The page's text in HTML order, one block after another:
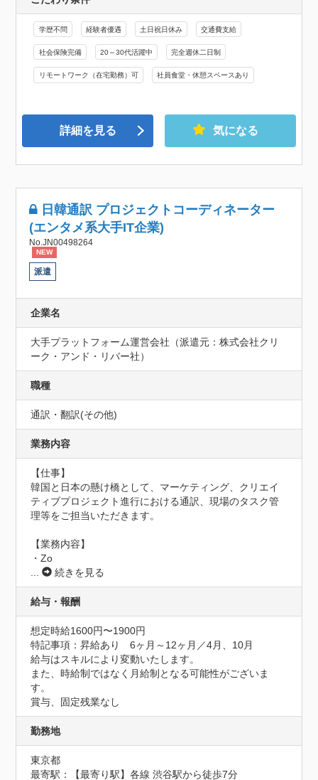
学歴不問 経験者優遇 土日祝日休み 交通費支給
社会保険完備 20～30代活躍中 完全週休二日制
リモートワーク（在宅勤務）可 社員食堂・休憩スペースあり
詳細を見る 気になる
日韓通訳 プロジェクトコーディネーター
(エンタメ系大手IT企業)
No.JN00498264
NEW
派遣
企業名
大手プラットフォーム運営会社（派遣元：株式会社クリ
ーク・アンド・リバー社）
職種
通訳・翻訳(その他)
業務内容
【仕事】
韓国と日本の懸け橋として、マーケティング、クリエイ
ティブプロジェクト進行における通訳、現場のタスク管
理等をご担当いただきます。
【業務内容】
・Zo
...
続きを見る
給与・報酬
想定時給1600円〜1900円
特記事項：昇給あり　6ヶ月～12ヶ月／4月、10月
給与はスキルにより変動いたします。
また、時給制ではなく月給制となる可能性がございま
す。
賞与、固定残業なし
勤務地
東京都
最寄駅：【最寄り駅】各線 渋谷駅から徒歩7分